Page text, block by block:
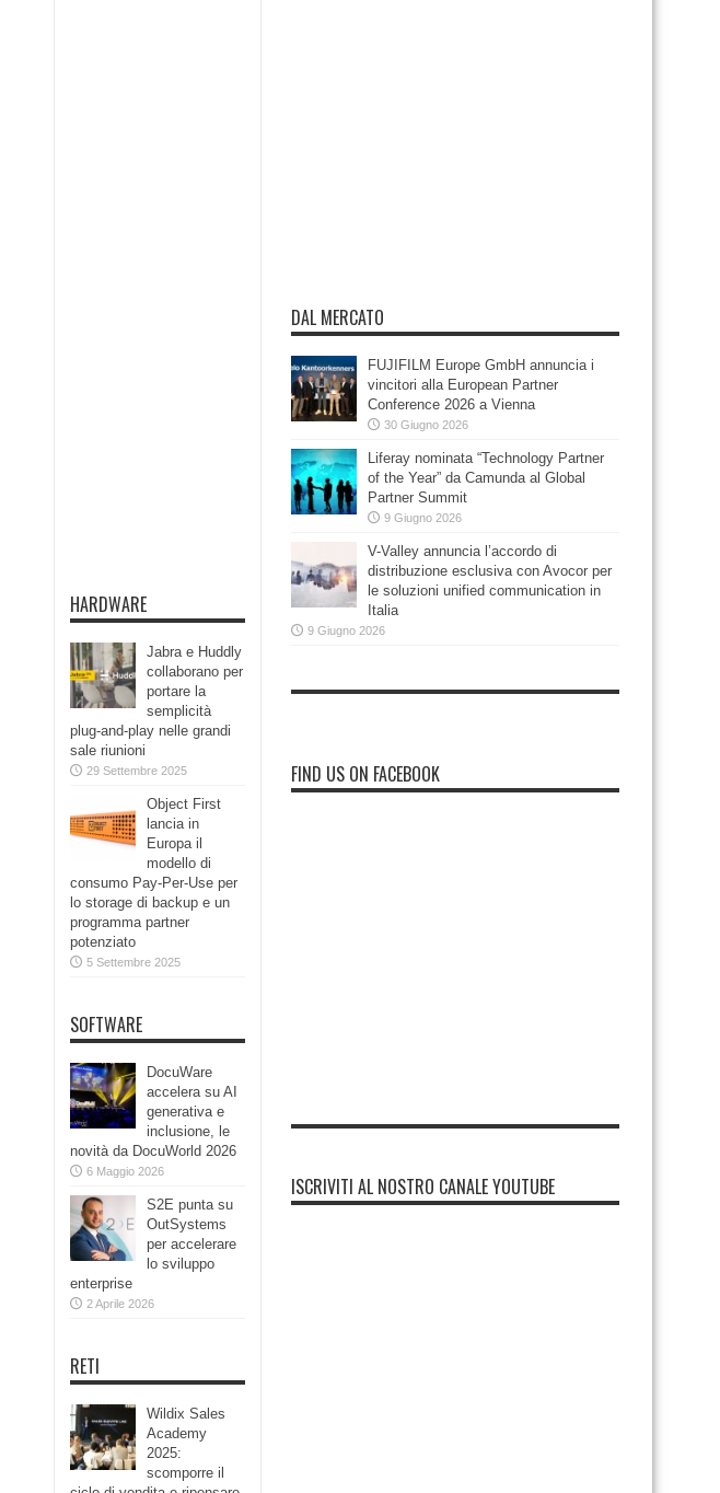
HARDWARE
Jabra e Huddly
collaborano per
portare la
semplicità
plug-and-play nelle grandi
sale riunioni
29 Settembre 2025
Object First
lancia in
Europa il
modello di
consumo Pay-Per-Use per
lo storage di backup e un
programma partner
potenziato
5 Settembre 2025
SOFTWARE
DocuWare
accelera su AI
generativa e
inclusione, le
novità da DocuWorld 2026
6 Maggio 2026
S2E punta su
OutSystems
per accelerare
lo sviluppo
enterprise
2 Aprile 2026
RETI
Wildix Sales
Academy
2025:
scomporre il
DAL MERCATO
FUJIFILM Europe GmbH annuncia i
vincitori alla European Partner
Conference 2026 a Vienna
30 Giugno 2026
Liferay nominata “Technology Partner
of the Year” da Camunda al Global
Partner Summit
9 Giugno 2026
V-Valley annuncia l’accordo di
distribuzione esclusiva con Avocor per
le soluzioni unified communication in
Italia
9 Giugno 2026
FIND US ON FACEBOOK
ISCRIVITI AL NOSTRO CANALE YOUTUBE